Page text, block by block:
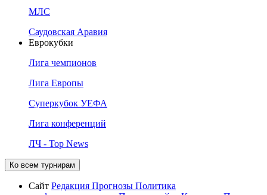
МЛС
Саудовская Аравия
Еврокубки
Лига чемпионов
Лига Европы
Суперкубок УЕФА
Лига конференций
ЛЧ - Top News
Ко всем турнирам
Сайт Редакция Прогнозы Политика